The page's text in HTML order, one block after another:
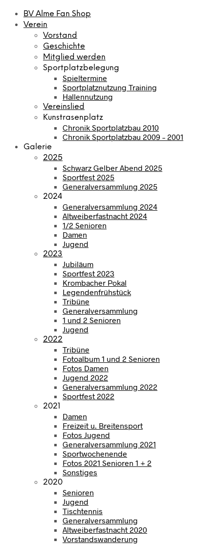
BV Alme Fan Shop
Verein
Vorstand
Geschichte
Mitglied werden
Sportplatzbelegung
Spieltermine
Sportplatznutzung Training
Hallennutzung
Vereinslied
Kunstrasenplatz
Chronik Sportplatzbau 2010
Chronik Sportplatzbau 2009 – 2001
Galerie
2025
Schwarz Gelber Abend 2025
Sportfest 2025
Generalversammlung 2025
2024
Generalversammlung 2024
Altweiberfastnacht 2024
1/2 Senioren
Damen
Jugend
2023
Jubiläum
Sportfest 2023
Krombacher Pokal
Legendenfrühstück
Tribüne
Generalversammlung
1 und 2 Senioren
Jugend
2022
Tribüne
Fotoalbum 1 und 2 Senioren
Fotos Damen
Jugend 2022
Generalversammlung 2022
Sportfest 2022
2021
Damen
Freizeit u. Breitensport
Fotos Jugend
Generalversammlung 2021
Sportwochenende
Fotos 2021 Senioren 1 + 2
Sonstiges
2020
Senioren
Jugend
Tischtennis
Generalversammlung
Altweiberfastnacht 2020
Vorstandswanderung